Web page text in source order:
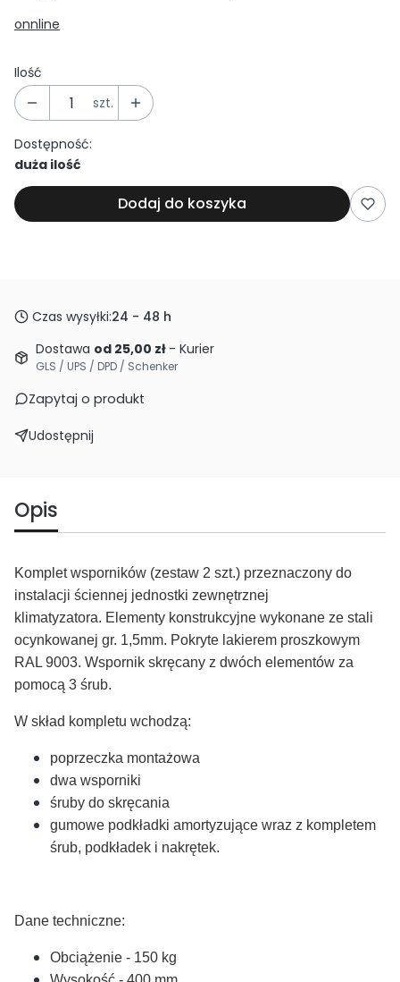
onnline
Ilość
szt.
Dostępność:
duża ilość
Dodaj do koszyka
Czas wysyłki:24 - 48 h
Dostawa od 25,00 zł - Kurier
GLS / UPS / DPD / Schenker
Zapytaj o produkt
Udostępnij
Opis
Komplet wsporników (zestaw 2 szt.) przeznaczony do
instalacji ściennej jednostki zewnętrznej
klimatyzatora. Elementy konstrukcyjne wykonane ze stali
ocynkowanej gr. 1,5mm. Pokryte lakierem proszkowym
RAL 9003. Wspornik skręcany z dwóch elementów za
pomocą 3 śrub.
W skład kompletu wchodzą:
poprzeczka montażowa
dwa wsporniki
śruby do skręcania
gumowe podkładki amortyzujące wraz z kompletem
śrub, podkładek i nakrętek.
Dane techniczne:
Obciążenie - 150 kg